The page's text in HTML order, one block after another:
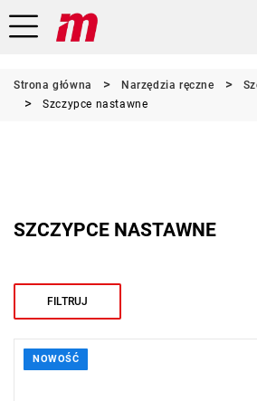
Strona główna Narzędzia ręczne
Szczypce nastawne
SZCZYPCE NASTAWNE
FILTRUJ
• Wymiary (dł. x szer. x wys.): 400 x 75 x 22
NOWOŚĆ